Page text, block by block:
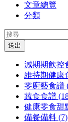
文章總覽
分類
送出
減期期飲控
維持期健康
零廚藝食譜
蔬食食譜
健康零食甜
備餐備料 (7)